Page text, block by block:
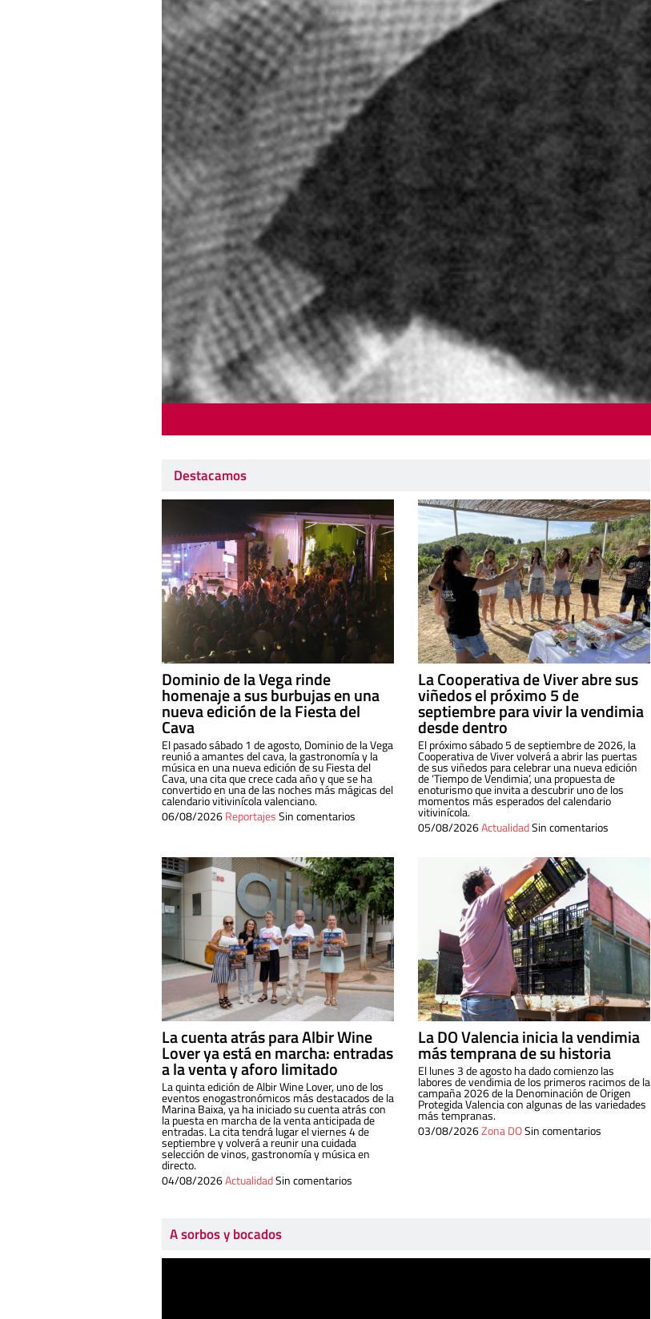
Destacamos
Dominio de la Vega rinde
homenaje a sus burbujas en una
nueva edición de la Fiesta del
Cava
El pasado sábado 1 de agosto, Dominio de la Vega
reunió a amantes del cava, la gastronomía y la
música en una nueva edición de su Fiesta del
Cava, una cita que crece cada año y que se ha
convertido en una de las noches más mágicas del
calendario vitivinícola valenciano.
06/08/2026ReportajesSin comentarios
La Cooperativa de Viver abre sus
viñedos el próximo 5 de
septiembre para vivir la vendimia
desde dentro
El próximo sábado 5 de septiembre de 2026, la
Cooperativa de Viver volverá a abrir las puertas
de sus viñedos para celebrar una nueva edición
de ‘Tiempo de Vendimia’, una propuesta de
enoturismo que invita a descubrir uno de los
momentos más esperados del calendario
vitivinícola.
05/08/2026ActualidadSin comentarios
La cuenta atrás para Albir Wine
Lover ya está en marcha: entradas
a la venta y aforo limitado
La quinta edición de Albir Wine Lover, uno de los
eventos enogastronómicos más destacados de la
Marina Baixa, ya ha iniciado su cuenta atrás con
la puesta en marcha de la venta anticipada de
entradas. La cita tendrá lugar el viernes 4 de
septiembre y volverá a reunir una cuidada
selección de vinos, gastronomía y música en
directo.
04/08/2026ActualidadSin comentarios
La DO Valencia inicia la vendimia
más temprana de su historia
El lunes 3 de agosto ha dado comienzo las
labores de vendimia de los primeros racimos de la
campaña 2026 de la Denominación de Origen
Protegida Valencia con algunas de las variedades
más tempranas.
03/08/2026Zona DOSin comentarios
A sorbos y bocados